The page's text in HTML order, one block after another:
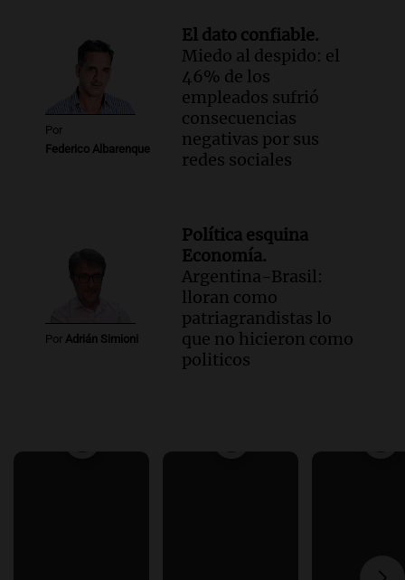
Por
Federico Albarenque
El dato confiable.
Miedo al despido: el
46% de los
empleados sufrió
consecuencias
negativas por sus
redes sociales
Por Adrián Simioni
Política esquina
Economía.
Argentina-Brasil:
lloran como
patriagrandistas lo
que no hicieron como
politicos